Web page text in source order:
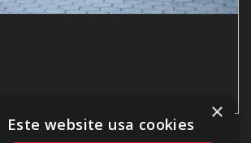
XMAX 300
×
Este website usa cookies